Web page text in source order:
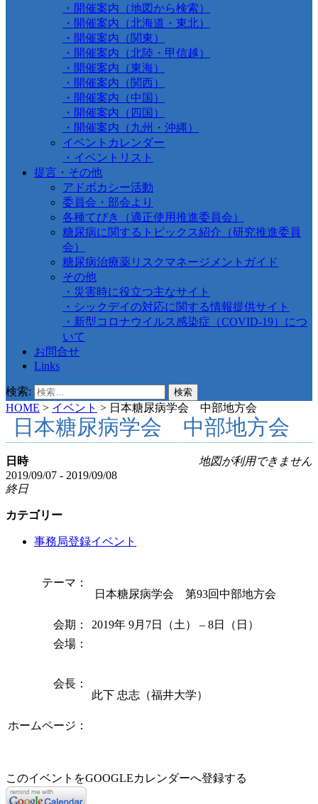
・開催案内（地図から検索）
・開催案内（北海道・東北）
・開催案内（関東）
・開催案内（北陸・甲信越）
・開催案内（東海）
・開催案内（関西）
・開催案内（中国）
・開催案内（四国）
・開催案内（九州・沖縄）
イベントカレンダー
・イベントリスト
提言・その他
アドボカシー活動
委員会・部会より
各種てびき（適正使用推進委員会）
糖尿病に関するトピックス紹介（研究推進委員
会）
糖尿病治療薬リスクマネージメントガイド
その他
・災害時に役立つ主なサイト
・シックデイの対応に関する情報提供サイト
・新型コロナウイルス感染症（COVID-19）につ
いて
お問合せ
Links
検索:
HOME > イベント > 日本糖尿病学会 中部地方会
日本糖尿病学会 中部地方会
地図が利用できません
日時
2019/09/07 - 2019/09/08
終日
カテゴリー
事務局登録イベント
テーマ：
日本糖尿病学会 第93回中部地方会
会期：
2019年 9月7日（土） – 8日（日）
会場：
会長：
此下 忠志（福井大学）
ホームページ：
このイベントをGOOGLEカレンダーへ登録する